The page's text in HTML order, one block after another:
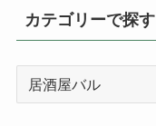
カテゴリーで探す